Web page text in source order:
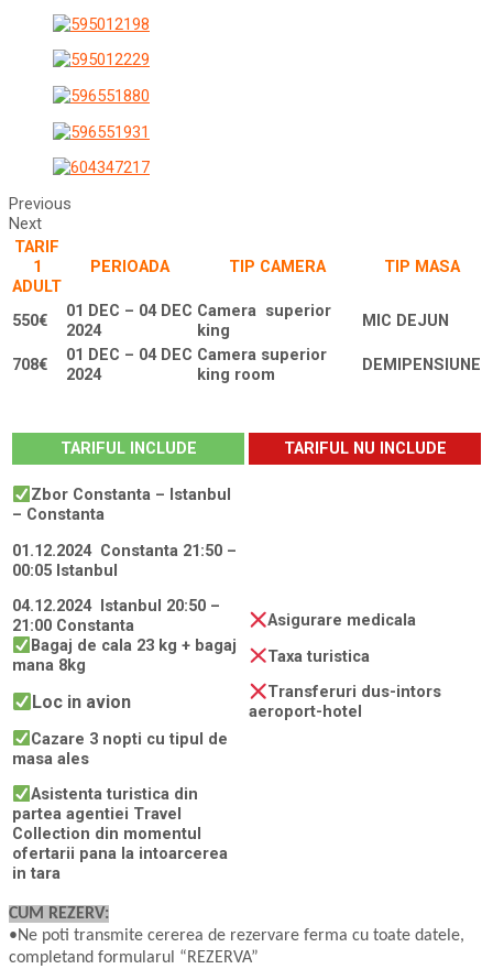
Previous
Next
TARIF
1
ADULT
PERIOADA TIP CAMERA TIP MASA
550€
01 DEC – 04 DEC
2024
Camera superior
king
MIC DEJUN
708€
01 DEC – 04 DEC
2024
Camera superior
king room
DEMIPENSIUNE
TARIFUL INCLUDE
TARIFUL NU INCLUDE
Zbor Constanta – Istanbul
– Constanta
01.12.2024 Constanta 21:50 –
00:05 Istanbul
04.12.2024 Istanbul 20:50 –
21:00 Constanta
Bagaj de cala 23 kg + bagaj
mana 8kg
Loc in avion
Cazare 3 nopti cu tipul de
masa ales
Asistenta turistica din
partea agentiei Travel
Collection din momentul
ofertarii pana la intoarcerea
in tara
Asigurare medicala
Taxa turistica
Transferuri dus-intors
aeroport-hotel
CUM REZERV:
•Ne poti transmite cererea de rezervare ferma cu toate datele,
completand formularul “REZERVA”